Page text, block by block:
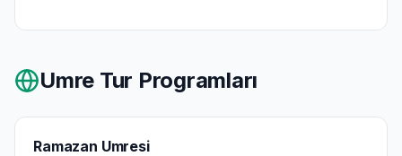
Umre Tur Programları
Ramazan Umresi